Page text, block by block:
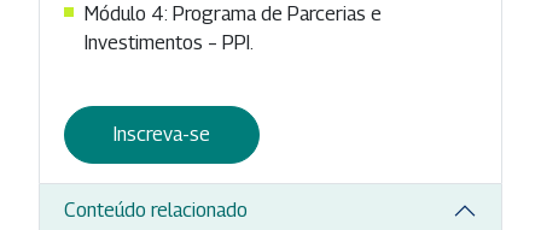
Módulo 4: Programa de Parcerias e
Investimentos – PPI.
Inscreva-se
Conteúdo relacionado